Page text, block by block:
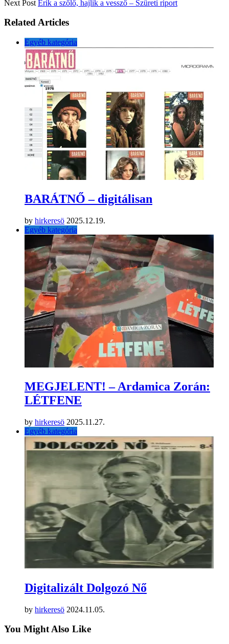
Next Post Érik a szőlő, hajlik a vessző – Szüreti riport
Related Articles
Egyéb kategória
BARÁTNŐ – digitálisan
by hirkeresö 2025.12.19.
Egyéb kategória
MEGJELENT! – Ardamica Zorán:
LÉTFENE
by hirkeresö 2025.11.27.
Egyéb kategória
Digitalizált Dolgozó Nő
by hirkeresö 2024.11.05.
You Might Also Like